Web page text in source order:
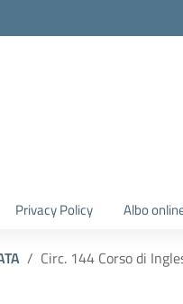
Privacy Policy Albo
Circ. 144 Corso di